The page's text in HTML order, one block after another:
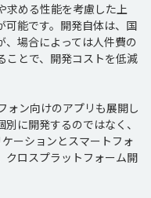
求める性能を考慮した上
可能です。開発自体は、国
場合によっては人件費の
ことで、開発コストを低減
ォン向けのアプリも展開し
に開発するのではなく、
ーションとスマートフォ
クロスプラットフォーム開